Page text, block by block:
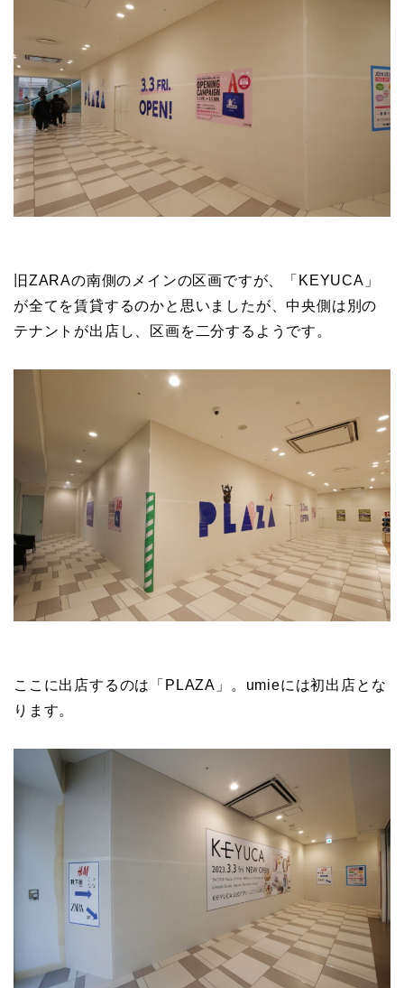
旧ZARAの南側のメインの区画ですが、「KEYUCA」
が全てを賃貸するのかと思いましたが、中央側は別の
テナントが出店し、区画を二分するようです。
ここに出店するのは「PLAZA」。umieには初出店とな
ります。